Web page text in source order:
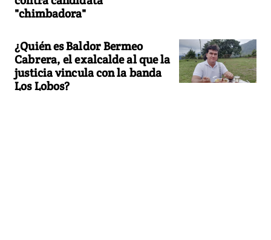
"chimbadora"
¿Quién es Baldor Bermeo
Cabrera, el exalcalde al que la
justicia vincula con la banda
Los Lobos?